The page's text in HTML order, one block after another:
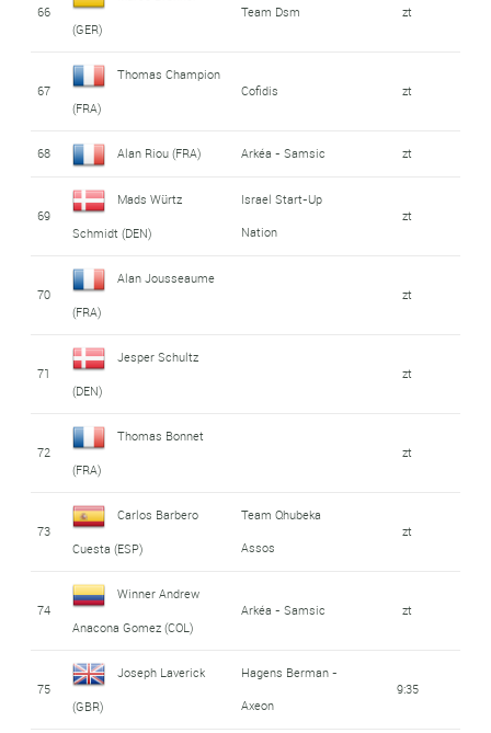
66
(GER)
Team Dsm zt
67
Thomas Champion
(FRA)
Cofidis zt
68 Alan Riou (FRA) Arkéa - Samsic zt
69
Mads Würtz
Schmidt (DEN)
Israel Start-Up
Nation
zt
70
Alan Jousseaume
(FRA)
zt
71
Jesper Schultz
(DEN)
zt
72
Thomas Bonnet
(FRA)
zt
73
Carlos Barbero
Cuesta (ESP)
Team Qhubeka
Assos
zt
74
Winner Andrew
Anacona Gomez (COL)
Arkéa - Samsic zt
75
Joseph Laverick
(GBR)
Hagens Berman -
Axeon
9:35